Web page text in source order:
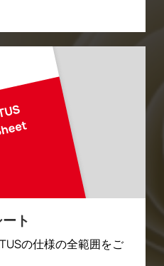
ト
の仕様の全範囲をご